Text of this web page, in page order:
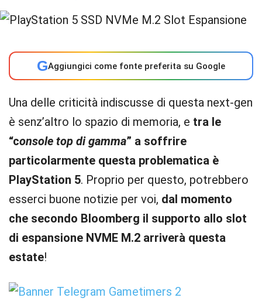
GAggiungici come fonte preferita su Google
Una delle criticità indiscusse di questa next-gen
è senz’altro lo spazio di memoria, e tra le
“console top di gamma” a soffrire
particolarmente questa problematica è
PlayStation 5. Proprio per questo, potrebbero
esserci buone notizie per voi, dal momento
che secondo Bloomberg il supporto allo slot
di espansione NVME M.2 arriverà questa
estate!